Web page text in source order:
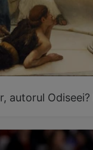
autorul Odiseei?